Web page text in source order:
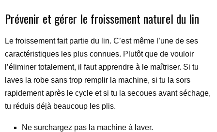
Prévenir et gérer le froissement naturel du lin
Le froissement fait partie du lin. C’est même l’une de ses
caractéristiques les plus connues. Plutôt que de vouloir
l’éliminer totalement, il faut apprendre à le maîtriser. Si tu
laves la robe sans trop remplir la machine, si tu la sors
rapidement après le cycle et si tu la secoues avant séchage,
tu réduis déjà beaucoup les plis.
Ne surchargez pas la machine à laver.